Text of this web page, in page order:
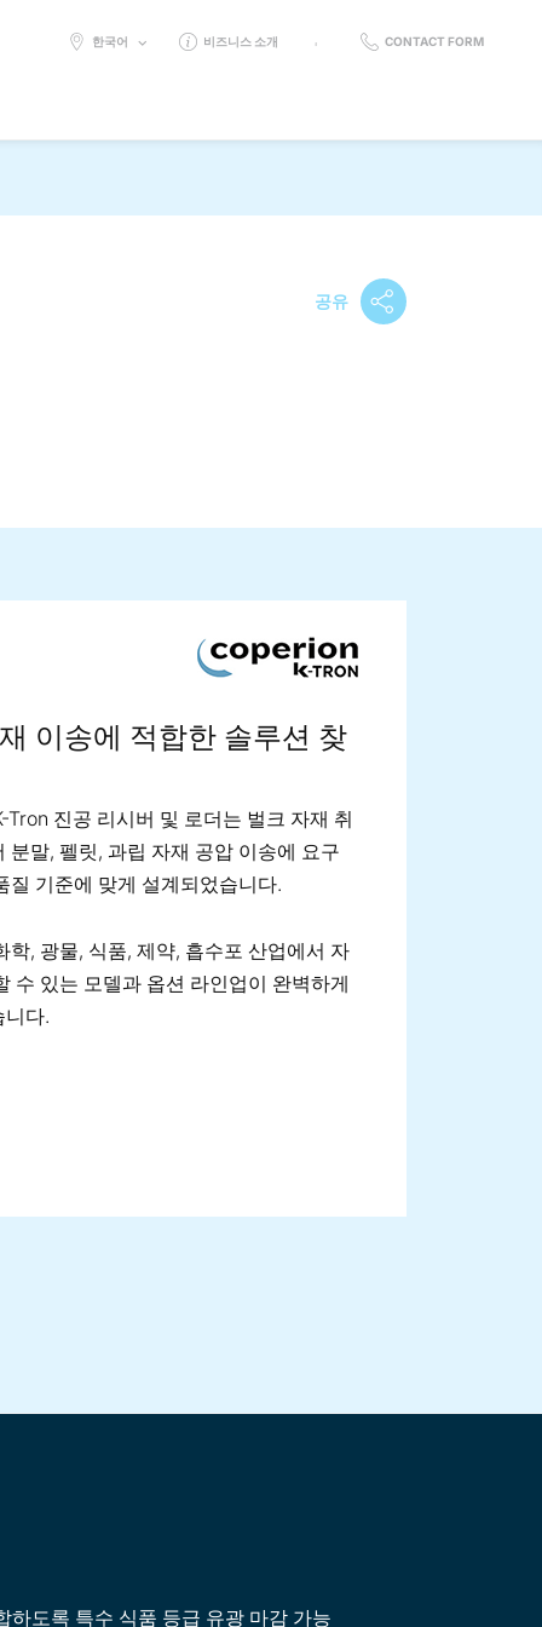
SELECT
한국어 비즈니스 소개 CONTACT FORM
공유
이송에 적합한 솔루션 찾
Tron 진공 리시버 및 로더는 벌크 자재 취
분말, 펠릿, 과립 자재 공압 이송에 요구
질 기준에 맞게 설계되었습니다.
학, 광물, 식품, 제약, 흡수포 산업에서 자
수 있는 모델과 옵션 라인업이 완벽하게
니다.
하도록 특수 식품 등급 유광 마감 가능